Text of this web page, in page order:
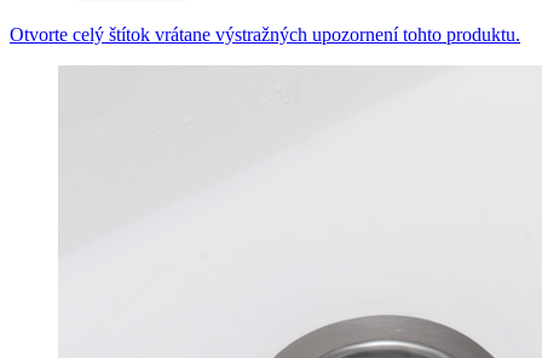
Otvorte celý štítok vrátane výstražných upozornení tohto produktu.